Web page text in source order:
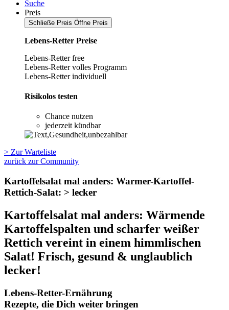
Suche
Preis
Schließe Preis Öffne Preis
Lebens-Retter Preise
Lebens-Retter free
Lebens-Retter volles Programm
Lebens-Retter individuell
Risikolos testen
Chance nutzen
jederzeit kündbar
> Zur Warteliste
zurück zur Community
Kartoffelsalat mal anders: Warmer-Kartoffel-
Rettich-Salat: > lecker
Kartoffelsalat mal anders: Wärmende
Kartoffelspalten und scharfer weißer
Rettich vereint in einem himmlischen
Salat! Frisch, gesund & unglaublich
lecker!
Lebens-Retter-Ernährung
Rezepte, die Dich weiter bringen